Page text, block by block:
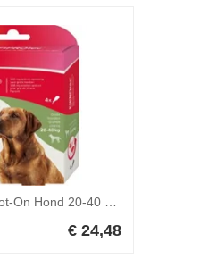
€ 24,48